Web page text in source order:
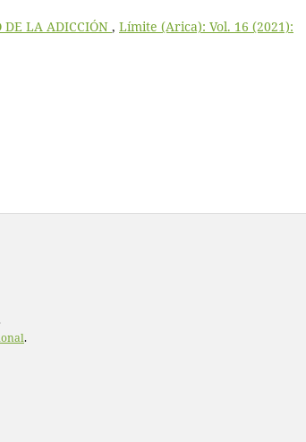
DE LA ADICCIÓN , Límite (Arica): Vol. 16 (2021):
.